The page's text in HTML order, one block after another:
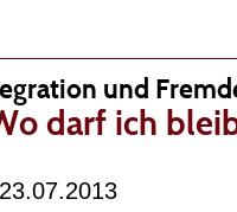
und
darf ich